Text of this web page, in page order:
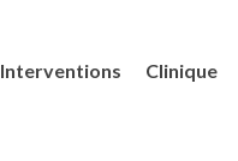
Interventions Clinique